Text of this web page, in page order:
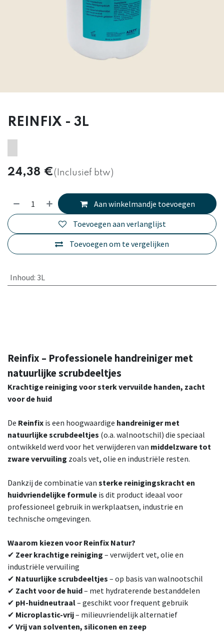
REINFIX - 3L
24,38 €(Inclusief btw)
Aan winkelmandje toevoegen
Toevoegen om te vergelijken
Toevoegen aan verlanglijst
Inhoud: 3L
Reinfix – Professionele handreiniger met
natuurlijke scrubdeeltjes
Krachtige reiniging voor sterk vervuilde handen, zacht
voor de huid
De Reinfix is een hoogwaardige handreiniger met
natuurlijke scrubdeeltjes (o.a. walnootschil) die speciaal
ontwikkeld werd voor het verwijderen van middelzware tot
zware vervuiling zoals vet, olie en industriële resten.
Dankzij de combinatie van sterke reinigingskracht en
huidvriendelijke formule is dit product ideaal voor
professioneel gebruik in werkplaatsen, industrie en
technische omgevingen.
Waarom kiezen voor Reinfix Natur?
✔ Zeer krachtige reiniging – verwijdert vet, olie en
industriële vervuiling
✔ Natuurlijke scrubdeeltjes – op basis van walnootschil
✔ Zacht voor de huid– met hydraterende bestanddelen
✔ pH-huidneutraal– geschikt voor frequent gebruik
✔ Microplastic-vrij– milieuvriendelijk alternatief
✔ Vrij van solventen, siliconen en zeep